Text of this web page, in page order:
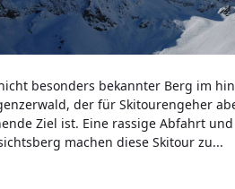
besonders bekannter Berg im
der für Skitourengeher
Ziel ist. Eine rassige Abfahrt
machen diese Skitour zu...